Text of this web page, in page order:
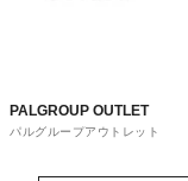
PALGROUP OUTLET
パルグループアウトレット